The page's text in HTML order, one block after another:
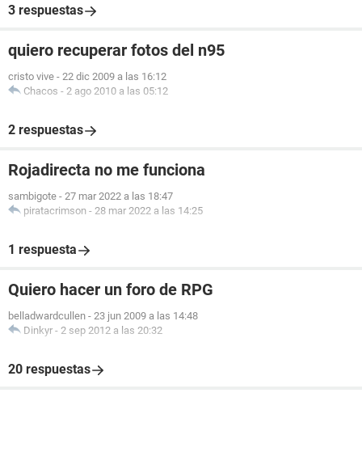
3 respuestas
quiero recuperar fotos del n95
cristo vive - 22 dic 2009 a las 16:12
Chacos - 2 ago 2010 a las 05:12
2 respuestas
Rojadirecta no me funciona
sambigote - 27 mar 2022 a las 18:47
piratacrimson - 28 mar 2022 a las 14:25
1 respuesta
Quiero hacer un foro de RPG
belladwardcullen - 23 jun 2009 a las 14:48
Dinkyr - 2 sep 2012 a las 20:32
20 respuestas